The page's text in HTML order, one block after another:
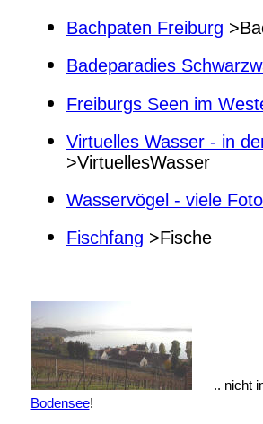
Bachpaten Freiburg
Badeparadies
Freiburgs Seen im
Virtuelles Wasser - in
>VirtuellesWasser
Wasservögel - viele
Fischfang >Fische
.. nicht
Bodensee!